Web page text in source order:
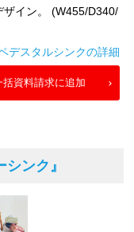
ザイン。 (W455/D340/
デスタルシンクの詳細
括資料請求に追加
ンク』